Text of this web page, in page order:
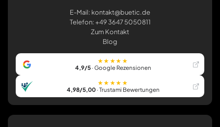
E-Mail: kontakt@buetic.de
Telefon: +49 3647 5050811
Zum Kontakt
Blog
★★★★★
4,9/5· Google Rezensionen
★★★★★
4,98/5,00· Trustami Bewertungen